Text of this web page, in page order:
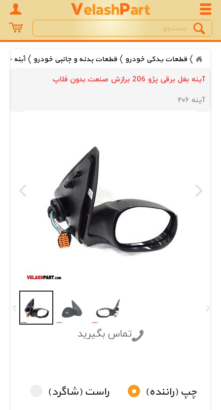
قطعات یدکی خودرو قطعات بدنه و جانبی خودرو آینه
آینه بغل برقی پژو 206 برازش صنعت بدون فلاپ
آینه ۲۰۶
تماس بگیرید
چپ (راننده) راست (شاگرد)
Search
جستجو